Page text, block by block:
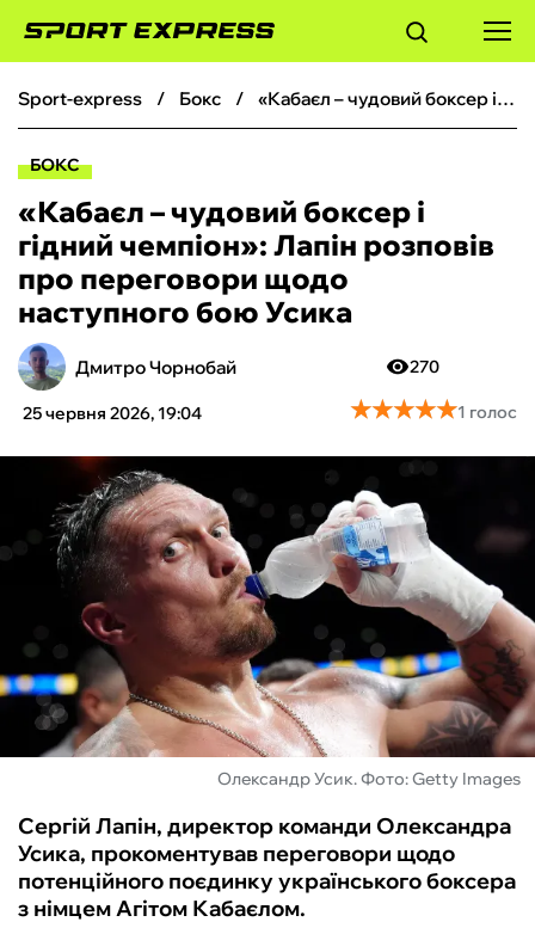
ФУТБОЛ
БОКС
ХОКЕЙ
ТЕНІС
КІБЕРСПОРТ
ЧС-2026
ФУТЗАЛ
ІНШІ
БУКМЕКЕРИ
sport-express бокс «Кабаєл – чудовий боксер і гідний чемпіон»: Лапін розповів про переговори щодо наступного бою Усика
БОКС
«Кабаєл – чудовий боксер і
гідний чемпіон»: Лапін розповів
про переговори щодо
наступного бою Усика
Дмитро Чорнобай
25 червня 2026, 19:04
270
★★★★★
★★★★★1 голос
Олександр Усик. Фото: Getty Images
Сергій Лапін, директор команди Олександра
Усика, прокоментував переговори щодо
потенційного поєдинку українського боксера
з німцем Агітом Кабаєлом.